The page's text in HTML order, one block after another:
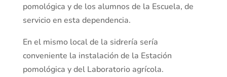
pomológica y de los alumnos de la Escuela, de
servicio en esta dependencia.
En el mismo local de la sidrería sería
conveniente la instalación de la Estación
pomológica y del Laboratorio agrícola.